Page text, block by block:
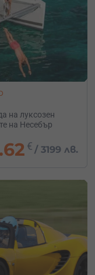
на луксозен
на Несебър
€ /3199 лв.